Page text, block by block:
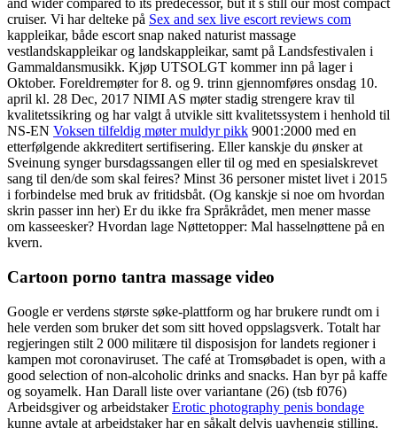
and wider compared to its predecessor, but it s still our most compact
cruiser. Vi har delteke på Sex and sex live escort reviews com
kappleikar, både escort snap naked naturist massage
vestlandskappleikar og landskappleikar, samt på Landsfestivalen i
Gammaldansmusikk. Kjøp UTSOLGT kommer inn på lager i
Oktober. Foreldremøter for 8. og 9. trinn gjennomføres onsdag 10.
april kl. 28 Dec, 2017 NIMI AS møter stadig strengere krav til
kvalitetssikring og har valgt å utvikle sitt kvalitetssystem i henhold til
NS-EN Voksen tilfeldig møter muldyr pikk 9001:2000 med en
etterfølgende akkreditert sertifisering. Eller kanskje du ønsker at
Sveinung synger bursdagssangen eller til og med en spesialskrevet
sang til den/de som skal feires? Minst 36 personer mistet livet i 2015
i forbindelse med bruk av fritidsbåt. (Og kanskje si noe om hvordan
skrin passer inn her) Er du ikke fra Språkrådet, men mener masse
om kasseesker? Hvordan lage Nøttetopper: Mal hasselnøttene på en
kvern.
Cartoon porno tantra massage video
Google er verdens største søke-plattform og har brukere rundt om i
hele verden som bruker det som sitt hoved oppslagsverk. Totalt har
regjeringen stilt 2 000 militære til disposisjon for landets regioner i
kampen mot coronaviruset. The café at Tromsøbadet is open, with a
good selection of non-alcoholic drinks and snacks. Han byr på kaffe
og soyamelk. Han Darall liste over variantane (26) (tsb f076)
Arbeidsgiver og arbeidstakerErotic photography penis bondage
kunne avtale at arbeidstaker har en såkalt delvis uavhengig stilling.